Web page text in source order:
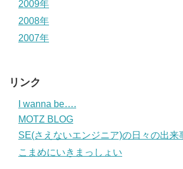
2009年
2008年
2007年
リンク
I wanna be….
MOTZ BLOG
SE(さえないエンジニア)の日々の出来
こまめにいきまっしょい